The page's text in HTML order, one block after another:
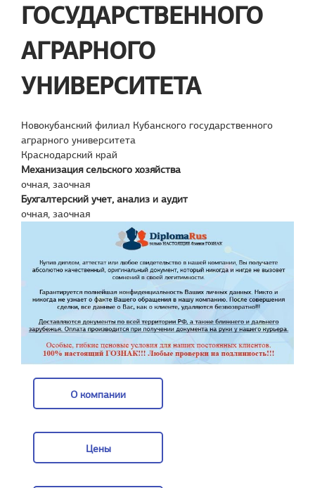
ГОСУДАРСТВЕННОГО
АГРАРНОГО
УНИВЕРСИТЕТА
Новокубанский филиал Кубанского государственного
аграрного университета
Краснодарский край
Механизация сельского хозяйства
очная, заочная
Бухгалтерский учет, анализ и аудит
очная, заочная
О компании
Цены